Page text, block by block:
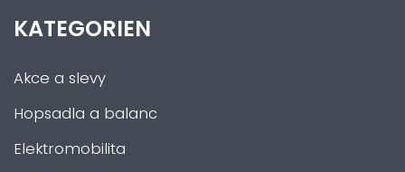
KATEGORIEN
Akce a slevy
Hopsadla a balanc
Elektromobilita